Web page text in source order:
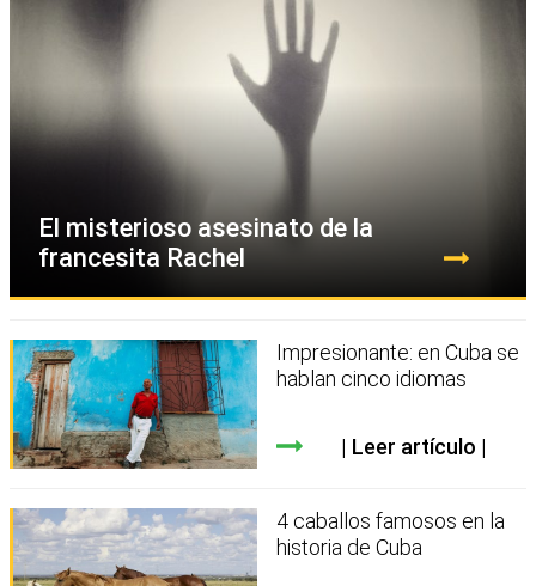
El misterioso asesinato de la
francesita Rachel
Impresionante: en Cuba se
hablan cinco idiomas
Leer artículo
4 caballos famosos en la
historia de Cuba